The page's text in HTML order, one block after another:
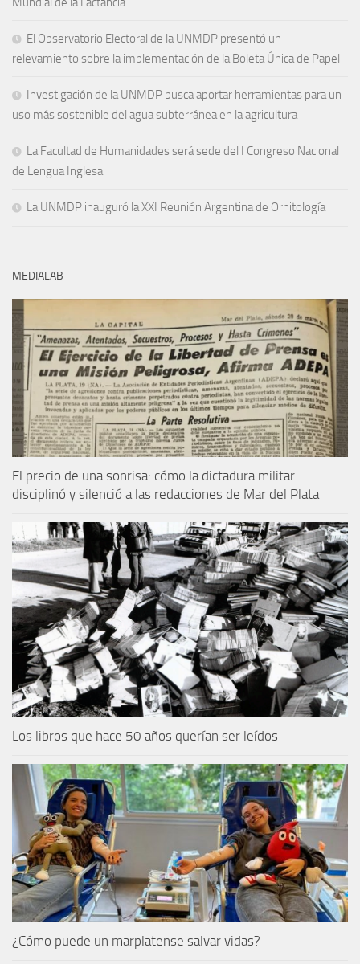
El Observatorio Electoral de la UNMDP presentó un
relevamiento sobre la implementación de la Boleta Única de Papel
Investigación de la UNMDP busca aportar herramientas para un
uso más sostenible del agua subterránea en la agricultura
La Facultad de Humanidades será sede del I Congreso Nacional
de Lengua Inglesa
La UNMDP inauguró la XXI Reunión Argentina de Ornitología
MEDIALAB
El precio de una sonrisa: cómo la dictadura militar
disciplinó y silenció a las redacciones de Mar del Plata
Los libros que hace 50 años querían ser leídos
¿Cómo puede un marplatense salvar vidas?